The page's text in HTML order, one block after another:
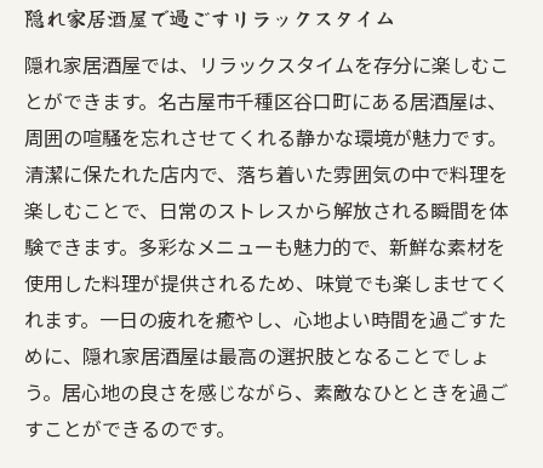
隠れ家居酒屋で過ごすリラックスタイム
隠れ家居酒屋では、リラックスタイムを存分に楽しむこ
とができます。名古屋市千種区谷口町にある居酒屋は、
周囲の喧騒を忘れさせてくれる静かな環境が魅力です。
清潔に保たれた店内で、落ち着いた雰囲気の中で料理を
楽しむことで、日常のストレスから解放される瞬間を体
験できます。多彩なメニューも魅力的で、新鮮な素材を
使用した料理が提供されるため、味覚でも楽しませてく
れます。一日の疲れを癒やし、心地よい時間を過ごすた
めに、隠れ家居酒屋は最高の選択肢となることでしょ
う。居心地の良さを感じながら、素敵なひとときを過ご
すことができるのです。